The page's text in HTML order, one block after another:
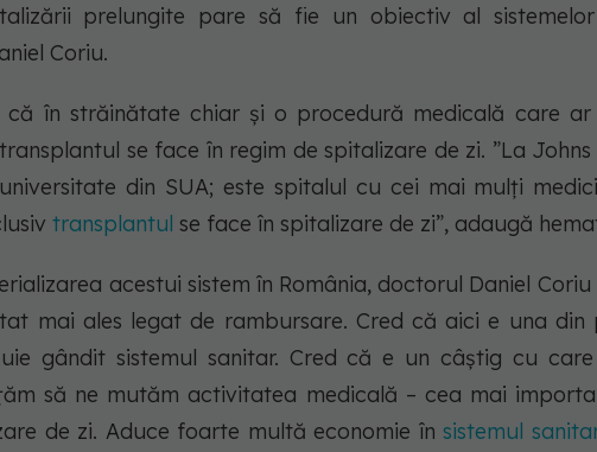
prelungite pare să fie un obiectiv al sistemelor
Coriu.
că în străinătate chiar și o procedură medicală care
se face în regim de spitalizare de zi. ”La Johns
din SUA; este spitalul cu cei mai mulți
transplantul se face în spitalizare de zi”, adaugă
acestui sistem în România, doctorul Daniel
mai ales legat de rambursare. Cred că aici e una din
gândit sistemul sanitar. Cred că e un câștig cu
să ne mutăm activitatea medicală – cea mai
de zi. Aduce foarte multă economie în sistemul